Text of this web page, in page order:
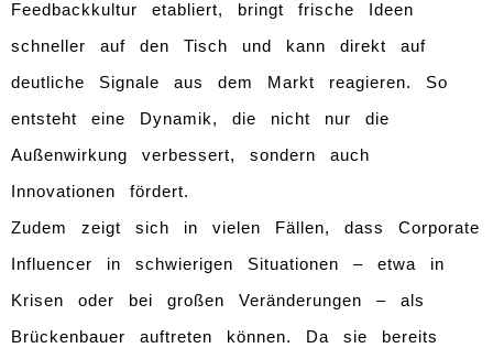
Feedbackkultur etabliert, bringt frische Ideen
schneller auf den Tisch und kann direkt auf
deutliche Signale aus dem Markt reagieren. So
entsteht eine Dynamik, die nicht nur die
Außenwirkung verbessert, sondern auch
Innovationen fördert.
Zudem zeigt sich in vielen Fällen, dass Corporate
Influencer in schwierigen Situationen – etwa in
Krisen oder bei großen Veränderungen – als
Brückenbauer auftreten können. Da sie bereits